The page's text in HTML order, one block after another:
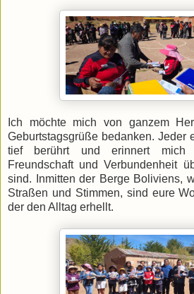
Ich möchte mich von ganzem
Geburtstagsgrüße bedanken. Jeder
tief berührt und erinnert mich
Freundschaft und Verbundenheit
sind. Inmitten der Berge Boliviens,
Straßen und Stimmen, sind eure
der den Alltag erhellt.